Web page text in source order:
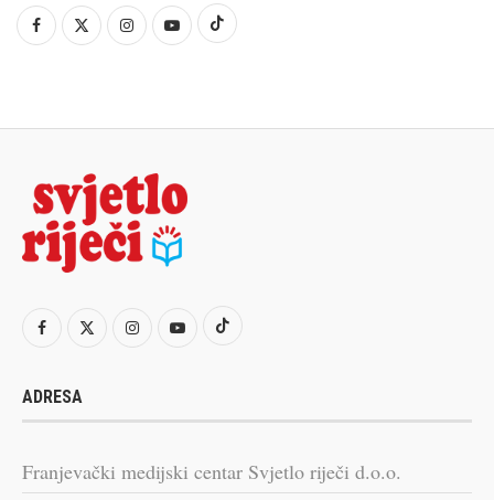
ADRESA
Franjevački medijski centar Svjetlo riječi d.o.o.